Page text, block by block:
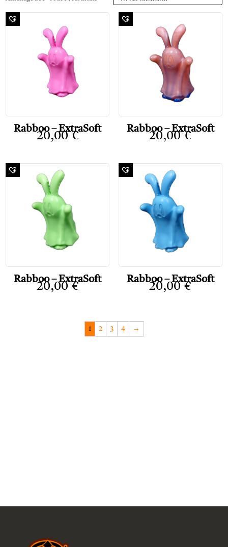
Rabboo – ExtraSoft
20,00€
Rabboo – ExtraSoft
20,00€
Rabboo – ExtraSoft
20,00€
Rabboo – ExtraSoft
20,00€
1 2 3 4 →